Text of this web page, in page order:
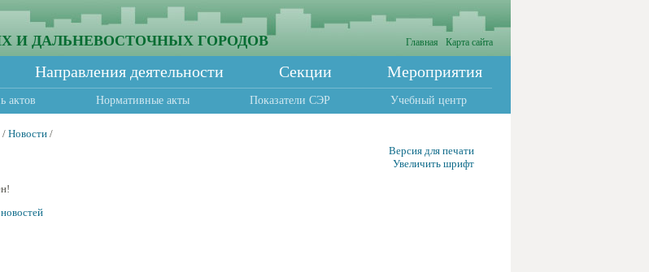
И ДАЛЬНЕВОСТОЧНЫХ ГОРОДОВ Главная Карта сайта
Направления деятельности Секции Мероприятия
актов Нормативные акты Показатели СЭР Учебный центр
/ Новости /
Версия для печати
Увеличить шрифт